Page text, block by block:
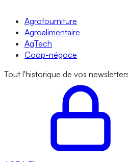
Agrofourniture
Agroalimentaire
AgTech
Coop-négoce
Tout l'historique de vos